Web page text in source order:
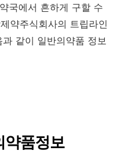
국에서 흔하게 구할 수
약주식회사의 트립라인
같이 일반의약품 정보
약품정보